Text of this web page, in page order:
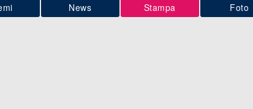
News Stampa Foto